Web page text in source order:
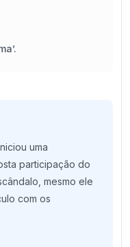
uma
participação do
mesmo ele
com os